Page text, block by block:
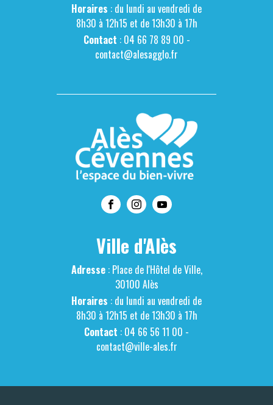
Horaires : du lundi au vendredi de
8h30 à 12h15 et de 13h30 à 17h
Contact : 04 66 78 89 00 -
contact@alesagglo.fr
Ville d'Alès
Adresse: Place de l'Hôtel de Ville,
30100 Alès
Horaires : du lundi au vendredi de
8h30 à 12h15 et de 13h30 à 17h
Contact : 04 66 56 11 00 -
contact@ville-ales.fr